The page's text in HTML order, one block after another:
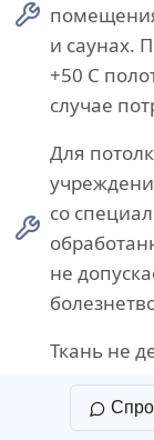
и саунах.
+50 С
случае
Для
со
не
Ткань не